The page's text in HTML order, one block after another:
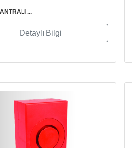
...
Detaylı Bilgi